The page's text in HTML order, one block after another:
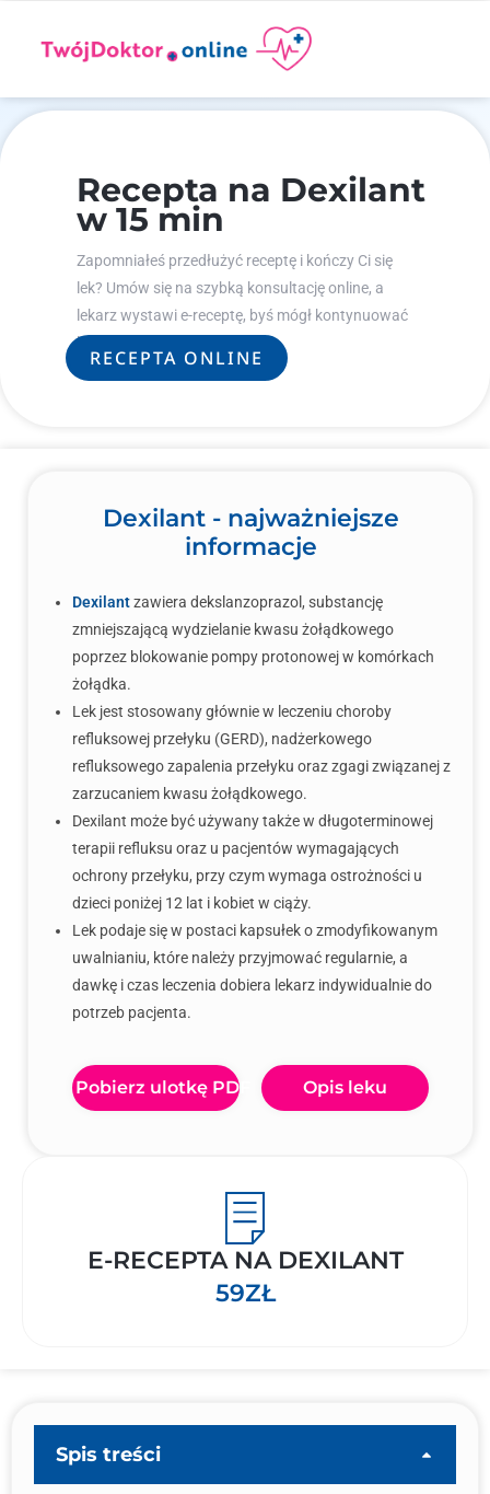
Recepta na Dexilant
w 15 min
Zapomniałeś przedłużyć receptę i kończy Ci się
lek? Umów się na szybką konsultację online, a
lekarz wystawi e-receptę, byś mógł kontynuować
leczenie.
RECEPTA ONLINE
Dexilant - najważniejsze
informacje
Dexilantzawiera dekslanzoprazol, substancję
zmniejszającą wydzielanie kwasu żołądkowego
poprzez blokowanie pompy protonowej w komórkach
żołądka.
Lek jest stosowany głównie w leczeniu choroby
refluksowej przełyku (GERD), nadżerkowego
refluksowego zapalenia przełyku oraz zgagi związanej z
zarzucaniem kwasu żołądkowego.
Dexilant może być używany także w długoterminowej
terapii refluksu oraz u pacjentów wymagających
ochrony przełyku, przy czym wymaga ostrożności u
dzieci poniżej 12 lat i kobiet w ciąży.
Lek podaje się w postaci kapsułek o zmodyfikowanym
uwalnianiu, które należy przyjmować regularnie, a
dawkę i czas leczenia dobiera lekarz indywidualnie do
potrzeb pacjenta.
Pobierz ulotkę PDF Opis leku
E-RECEPTA NA DEXILANT
59ZŁ
Spis treści